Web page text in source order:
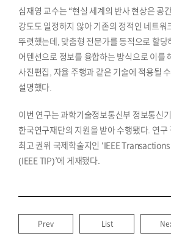
심재영 교수는 “현실 세계의 반사 현상은 공
강도도 일정하지 않아 기존의 정적인 네트워
뚜렷했는데, 맞춤형 전문가를 동적으로 할당
어텐션으로 정보를 융합하는 방식으로 이를
사진편집, 자율 주행과 같은 기술에 적용될
설명했다.
이번 연구는 과학기술정보통신부 정보통신
한국연구재단의 지원을 받아 수행됐다. 연구
최고 권위 국제학술지인 ‘IEEE
(IEEE TIP)’에 게재됐다.
Prev List